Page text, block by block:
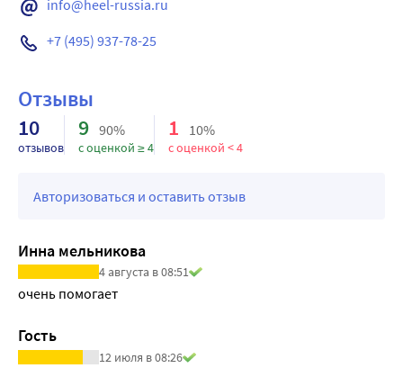
info@heel-russia.ru
+7 (495) 937-78-25
Отзывы
10
отзывов
9 90%
с оценкой ≥ 4
1 10%
с оценкой < 4
Авторизоваться и оставить отзыв
Инна мельникова
4 августа в 08:51
очень помогает
Гость
12 июля в 08:26